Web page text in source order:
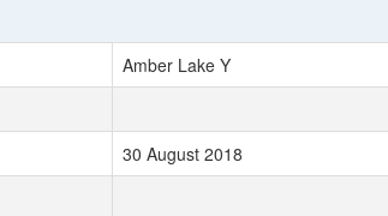
Amber Lake Y
30 August 2018